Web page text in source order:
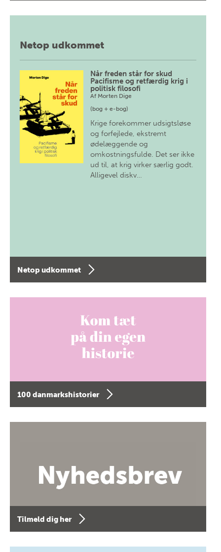
Netop udkommet
Når freden står for skud
Pacifisme og retfærdig krig i
politisk filosofi
Af Morten Dige
(bog + e-bog)
Krige forekommer udsigtsløse
og forfejlede, ekstremt
ødelæggende og
omkostningsfulde. Det ser ikke
ud til, at krig virker særlig godt.
Alligevel diskv…
Netop udkommet
100 danmarkshistorier
Tilmeld dig her